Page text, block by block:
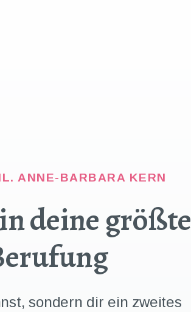
ANNE-BARBARA KERN
deine größte
sondern dir ein zweites